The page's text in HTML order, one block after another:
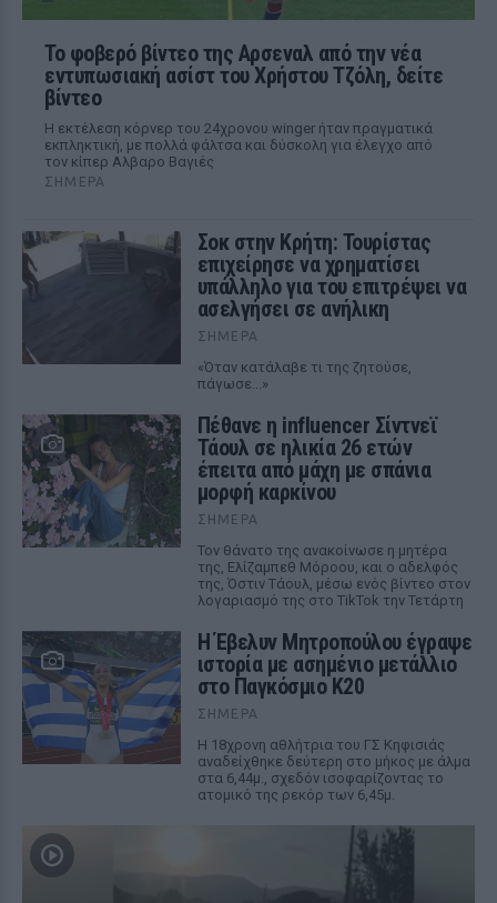
Το φοβερό βίντεο της Αρσεναλ από την νέα
εντυπωσιακή ασίστ του Χρήστου Τζόλη, δείτε
βίντεο
Η εκτέλεση κόρνερ του 24χρονου winger ήταν πραγματικά
εκπληκτική, με πολλά φάλτσα και δύσκολη για έλεγχο από
τον κίπερ Αλβαρο Βαγιές
ΣΉΜΕΡΑ
Σοκ στην Κρήτη: Τουρίστας
επιχείρησε να χρηματίσει
υπάλληλο για του επιτρέψει να
ασελγήσει σε ανήλικη
ΣΉΜΕΡΑ
«Όταν κατάλαβε τι της ζητούσε,
πάγωσε...»
Πέθανε η influencer Σίντνεϊ
Τάουλ σε ηλικία 26 ετών
έπειτα από μάχη με σπάνια
μορφή καρκίνου
ΣΉΜΕΡΑ
Τον θάνατο της ανακοίνωσε η μητέρα
της, Ελίζαμπεθ Μόροου, και ο αδελφός
της, Όστιν Τάουλ, μέσω ενός βίντεο στον
λογαριασμό της στο TikTok την Τετάρτη
Η Έβελυν Μητροπούλου έγραψε
ιστορία με ασημένιο μετάλλιο
στο Παγκόσμιο Κ20
ΣΉΜΕΡΑ
Η 18χρονη αθλήτρια του ΓΣ Κηφισιάς
αναδείχθηκε δεύτερη στο μήκος με άλμα
στα 6,44μ., σχεδόν ισοφαρίζοντας το
ατομικό της ρεκόρ των 6,45μ.